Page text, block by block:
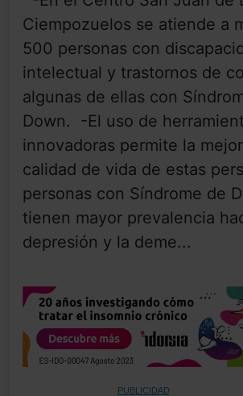
Ciempozuelos se atiende a
500 personas con
intelectual y trastornos de
algunas de ellas con
Down. -El uso de
innovadoras permite la
calidad de vida de estas
personas con Síndrome de
tienen mayor prevalencia
depresión y la deme...
PUBLICIDAD